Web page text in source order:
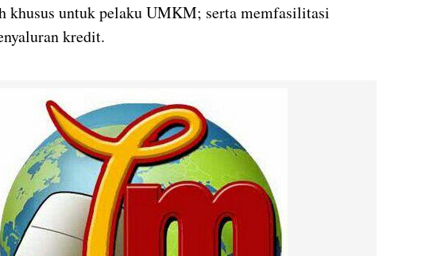
khusus untuk pelaku UMKM; serta memfasilitasi
kredit.